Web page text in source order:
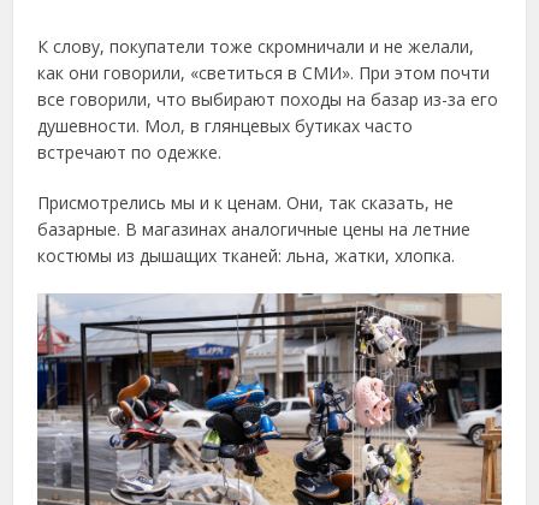
К слову, покупатели тоже скромничали и не желали,
как они говорили, «светиться в СМИ». При этом почти
все говорили, что выбирают походы на базар из-за его
душевности. Мол, в глянцевых бутиках часто
встречают по одежке.
Присмотрелись мы и к ценам. Они, так сказать, не
базарные. В магазинах аналогичные цены на летние
костюмы из дышащих тканей: льна, жатки, хлопка.